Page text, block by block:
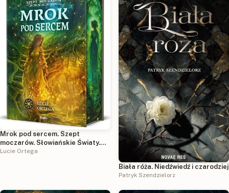
Mrok pod sercem. Szept
moczarów. Słowiańskie Światy.
Tom 2 (ilustrowane brzegi)
Lucie Ortega
Biała róża. Niedźwiedź i czarodziej
Patryk Szendzielorz